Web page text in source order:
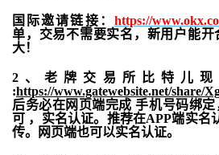
国际邀请链接： https://
单，交易不需要实名，新用户能开
大！
2、老牌交易所比特儿现
:https://www.gatewebsite.net/share/
后务必在网页端完成 手机号码绑
可 ，实名认证。推荐在APP端实名
传。网页端也可以实名认证。